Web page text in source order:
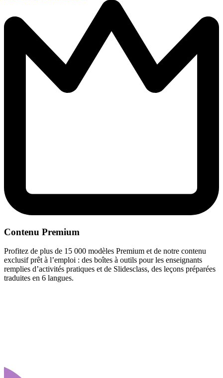
Contenu Premium
Profitez de plus de 15 000 modèles Premium et de notre contenu
exclusif prêt à l’emploi : des boîtes à outils pour les enseignants
remplies d’activités pratiques et de Slidesclass, des leçons préparées
traduites en 6 langues.